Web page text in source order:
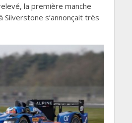
la première manche
Silverstone s’annonçait très